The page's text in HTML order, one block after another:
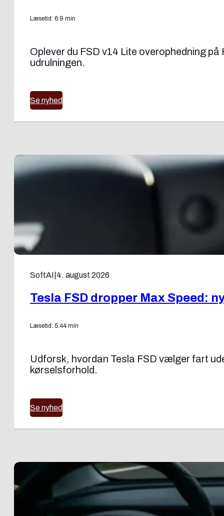
Læsetid: 6:9 min
Oplever du FSD v14 Lite overophedning
udrulningen.
Se nyhed
SoftAI 4. august 2026
Tesla FSD dropper Max Speed:
Læsetid: 5:44 min
Udforsk, hvordan Tesla FSD vælger fart
kørselsforhold.
Se nyhed